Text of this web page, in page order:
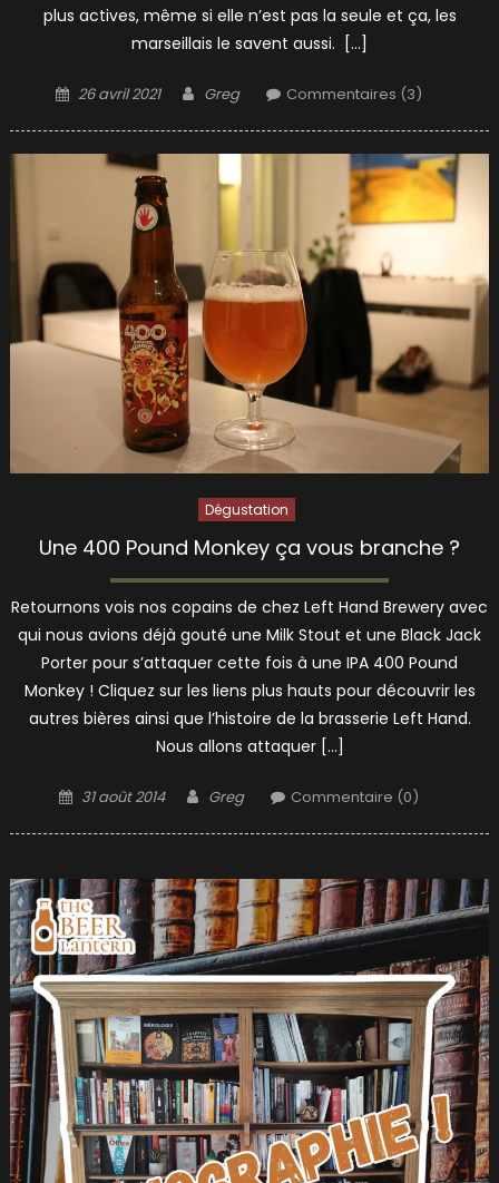
plus actives, même si elle n’est pas la seule et ça, les
marseillais le savent aussi. […]
Posted
26 avril 2021 Author
Greg Commentaires (3)
Dégustation
Une 400 Pound Monkey ça vous branche ?
Retournons vois nos copains de chez Left Hand Brewery avec
qui nous avions déjà gouté une Milk Stout et une Black Jack
Porter pour s’attaquer cette fois à une IPA 400 Pound
Monkey ! Cliquez sur les liens plus hauts pour découvrir les
autres bières ainsi que l’histoire de la brasserie Left Hand.
Nous allons attaquer […]
Posted
31 août 2014 Author
Greg Commentaire (0)